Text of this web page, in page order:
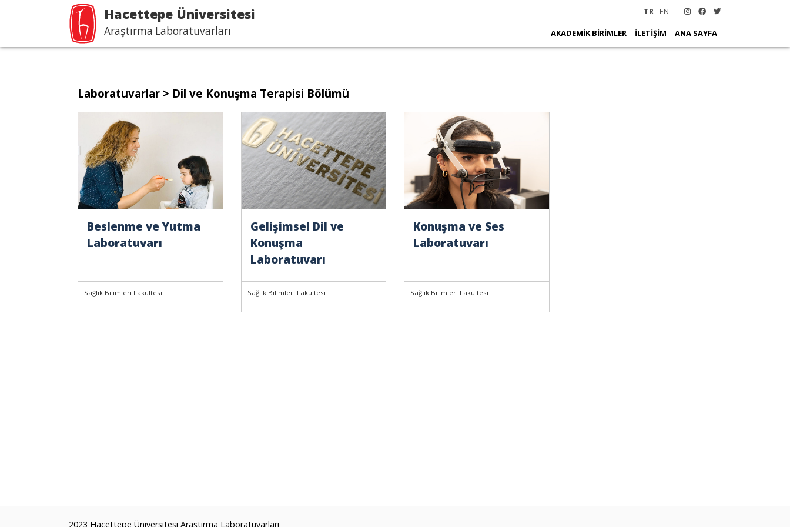
Hacettepe Üniversitesi
Araştırma Laboratuvarları
TR EN
AKADEMİK BİRİMLER İLETİŞİM ANA SAYFA
Laboratuvarlar > Dil ve Konuşma Terapisi Bölümü
Beslenme ve Yutma
Laboratuvarı
Sağlık Bilimleri Fakültesi
Gelişimsel Dil ve
Konuşma
Laboratuvarı
Sağlık Bilimleri Fakültesi
Konuşma ve Ses
Laboratuvarı
Sağlık Bilimleri Fakültesi
2023 Hacettepe Üniversitesi Araştırma Laboratuvarları